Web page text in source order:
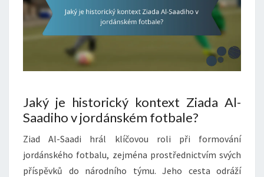
Jaký je historický kontext Ziada Al-
Saadiho v jordánském fotbale?
Ziad Al-Saadi hrál klíčovou roli při formování
jordánského fotbalu, zejména prostřednictvím svých
příspěvků do národního týmu. Jeho cesta odráží